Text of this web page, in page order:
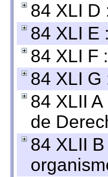
84 XLI D
84 XLI E
84 XLI F
84 XLI G
84 XLII
de
84 XLII